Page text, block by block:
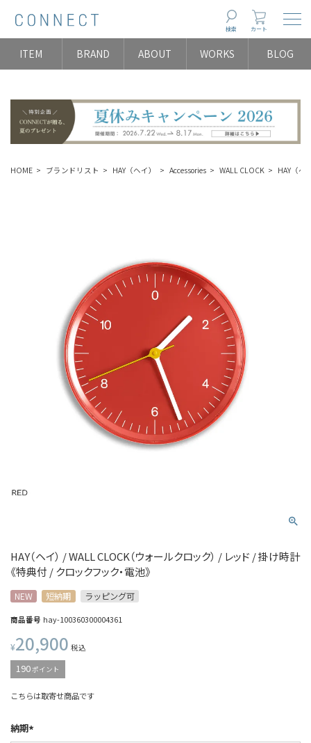
検索 カート
ITEM BRAND ABOUT WORKS BLOG
HOME ブランドリスト HAY（ヘイ） Accessories WALL CLOCK HAY（ヘ
HAY（ヘイ） / WALL CLOCK（ウォールクロック） / レッド / 掛け時計
《特典付 / クロックフック・電池》
NEW 短納期 ラッピング可
商品番号 hay-100360300004361
¥20,900 税込
190ポイント
こちらは取寄せ商品です
納期